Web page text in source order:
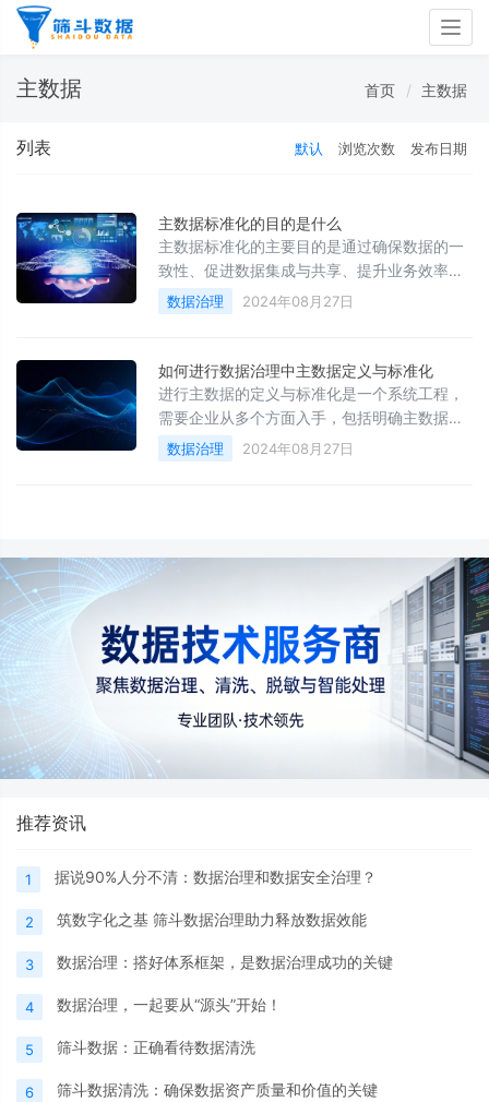
主数据 首页 主数据
列表 默认 浏览次数 发布日期
主数据标准化的目的是什么
主数据标准化的主要目的是通过确保数据的一
致性、促进数据集成与共享、提升业务效率与
决策质量、降低数据管理与维护成本、增强数
据安全与合规性以及支持业务创新与转型等方
程。
数据治理 2024年08月27日
如何进行数据治理中主数据定义与标准化
进行主数据的定义与标准化是一个系统工程，
需要企业从多个方面入手，包括明确主数据的
范围、制定主数据的定义、规划数据标准、调
研现状、设计标准、制定编码规范、建立数据
体系，为企业的数据治理和数字化转型提供有
数据治理 2024年08月27日
推荐资讯
1 据说90%人分不清：数据治理和数据安全治理？
2 筑数字化之基 筛斗数据治理助力释放数据效能
3 数据治理：搭好体系框架，是数据治理成功的关键
4 数据治理，一起要从“源头”开始！
5 筛斗数据：正确看待数据清洗
6 筛斗数据清洗：确保数据资产质量和价值的关键